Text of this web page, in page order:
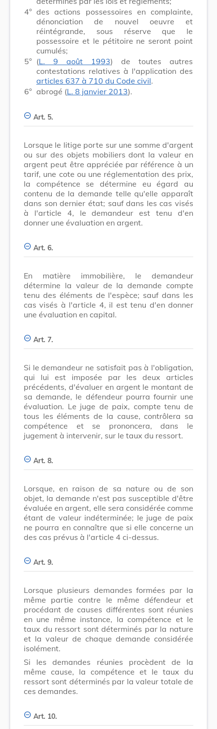
4° des actions possessoires en complainte,
dénonciation de nouvel oeuvre et
réintégrande, sous réserve que le
possessoire et le pétitoire ne seront point
cumulés;
5° (L. 9 août 1993) de toutes autres
contestations relatives à l'application des
articles 637 à 710 du Code civil.
6° abrogé (L. 8 janvier 2013).
Art. 5.
Lorsque le litige porte sur une somme d'argent
ou sur des objets mobiliers dont la valeur en
argent peut être appréciée par référence à un
tarif, une cote ou une réglementation des prix,
la compétence se détermine eu égard au
contenu de la demande telle qu'elle apparaît
dans son dernier état; sauf dans les cas visés
à l'article 4, le demandeur est tenu d'en
donner une évaluation en argent.
Art. 6.
En matière immobilière, le demandeur
détermine la valeur de la demande compte
tenu des éléments de l'espèce; sauf dans les
cas visés à l'article 4, il est tenu d'en donner
une évaluation en capital.
Art. 7.
Si le demandeur ne satisfait pas à l'obligation,
qui lui est imposée par les deux articles
précédents, d'évaluer en argent le montant de
sa demande, le défendeur pourra fournir une
évaluation. Le juge de paix, compte tenu de
tous les éléments de la cause, contrôlera sa
compétence et se prononcera, dans le
jugement à intervenir, sur le taux du ressort.
Art. 8.
Lorsque, en raison de sa nature ou de son
objet, la demande n'est pas susceptible d'être
évaluée en argent, elle sera considérée comme
étant de valeur indéterminée; le juge de paix
ne pourra en connaître que si elle concerne un
des cas prévus à l'article 4 ci-dessus.
Art. 9.
Lorsque plusieurs demandes formées par la
même partie contre le même défendeur et
procédant de causes différentes sont réunies
en une même instance, la compétence et le
taux du ressort sont déterminés par la nature
et la valeur de chaque demande considérée
isolément.
Si les demandes réunies procèdent de la
même cause, la compétence et le taux du
ressort sont déterminés par la valeur totale de
ces demandes.
Art. 10.